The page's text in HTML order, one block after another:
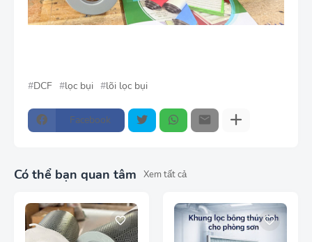
DCF lọc bụi lõi lọc bụi
Facebook
Có thể bạn quan tâm Xem tất cả